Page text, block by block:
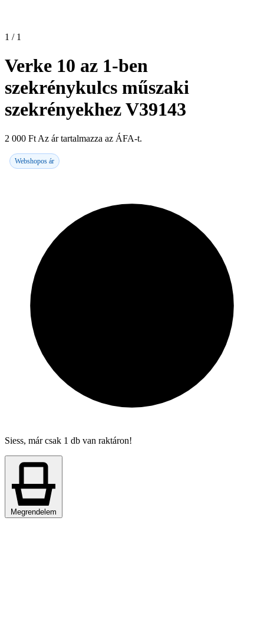
1 / 1
Verke 10 az 1-ben
szekrénykulcs műszaki
szekrényekhez V39143
2 000 Ft Az ár tartalmazza az ÁFA-t.
Webshopos ár
Siess, már csak 1 db van raktáron!
Megrendelem